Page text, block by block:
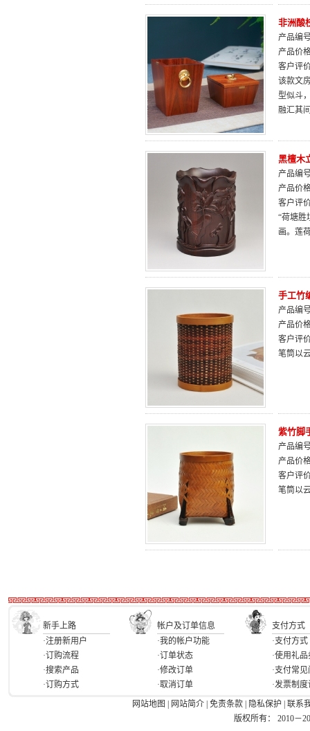
非洲酸
产品编
产品价
客户评
该款文
型似斗
融汇其
黑檀木
产品编
产品价
客户评
“荷塘胜
画。莲
手工竹
产品编
产品价
客户评
笔筒以
紫竹脚
产品编
产品价
客户评
笔筒以
新手上路 帐户及订单信息
支付方式
·注册新用户
·订购流程
·搜索产品
·订购方式
·我的帐户功能
·订单状态
·修改订单
·取消订单
·支付方式
·使用礼品
·支付常
·发票制
网站地图
网站简介 免责条款 隐私保护
联系
版权所有： 2010－